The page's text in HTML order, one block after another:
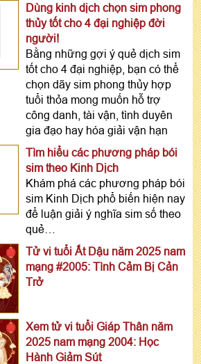
Dùng kinh dịch chọn sim phong
thủy tốt cho 4 đại nghiệp đời
người!
Bằng những gợi ý quẻ dịch sim
tốt cho 4 đại nghiệp, bạn có thể
chọn dãy sim phong thủy hợp
tuổi thỏa mong muốn hỗ trợ
công danh, tài vận, tình duyên
gia đạo hay hóa giải vận hạn
Tìm hiểu các phương pháp bói
sim theo Kinh Dịch
Khám phá các phương pháp bói
sim Kinh Dịch phổ biến hiện nay
để luận giải ý nghĩa sim số theo
quẻ…
Tử vi tuổi Ất Dậu năm 2025 nam
mạng #2005: Tình Cảm Bị Cản
Trở
Xem tử vi tuổi Giáp Thân năm
2025 nam mạng 2004: Học
Hành Giảm Sút